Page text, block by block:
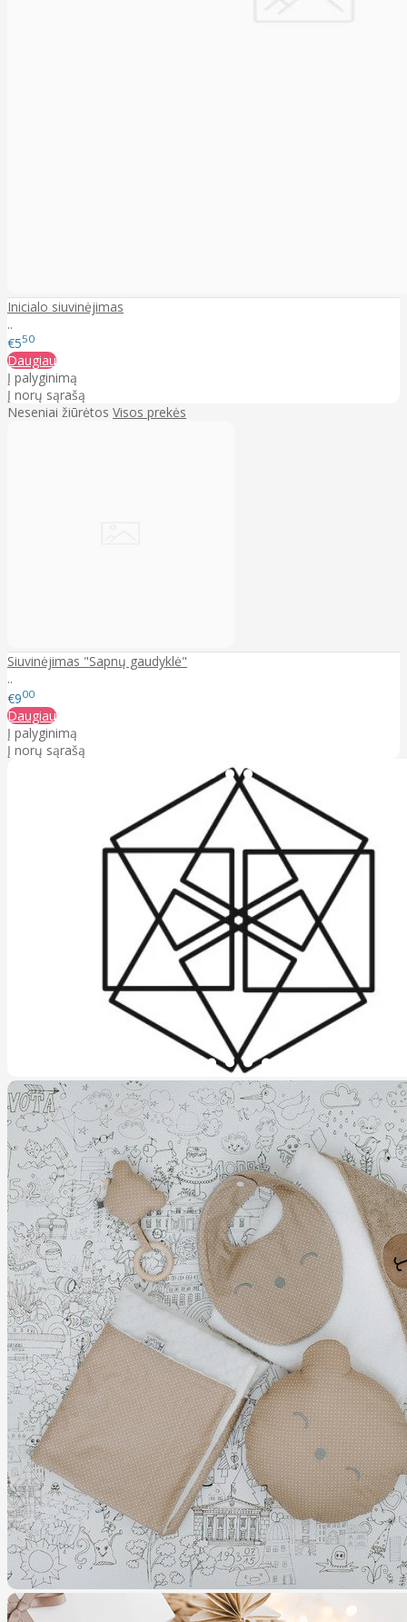
Inicialo siuvinėjimas
..
€550
Daugiau
Į palyginimą
Į norų sąrašą
Neseniai žiūrėtos Visos prekės
Siuvinėjimas "Sapnų gaudyklė"
..
€900
Daugiau
Į palyginimą
Į norų sąrašą